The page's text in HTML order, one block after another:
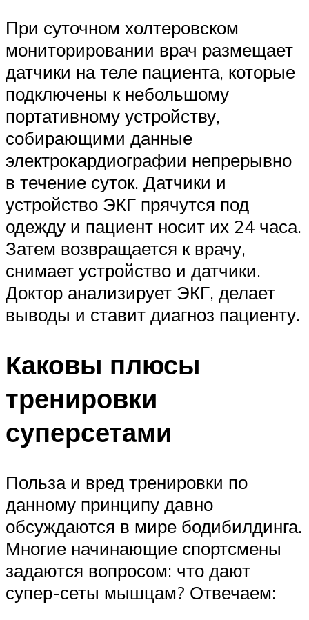
При суточном холтеровском
мониторировании врач размещает
датчики на теле пациента, которые
подключены к небольшому
портативному устройству,
собирающими данные
электрокардиографии непрерывно
в течение суток. Датчики и
устройство ЭКГ прячутся под
одежду и пациент носит их 24 часа.
Затем возвращается к врачу,
снимает устройство и датчики.
Доктор анализирует ЭКГ, делает
выводы и ставит диагноз пациенту.
Каковы плюсы
тренировки
суперсетами
Польза и вред тренировки по
данному принципу давно
обсуждаются в мире бодибилдинга.
Многие начинающие спортсмены
задаются вопросом: что дают
супер-сеты мышцам? Отвечаем: